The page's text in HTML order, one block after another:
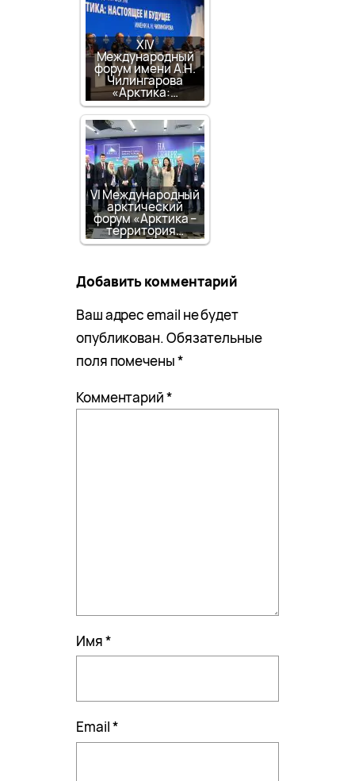
XIV
Международный
форум имени А.Н.
Чилингарова
«Арктика:…
VI Международный
арктический
форум «Арктика –
территория…
Добавить комментарий
Ваш адрес email не будет
опубликован.Обязательные
поля помечены*
Комментарий*
Имя*
Email*